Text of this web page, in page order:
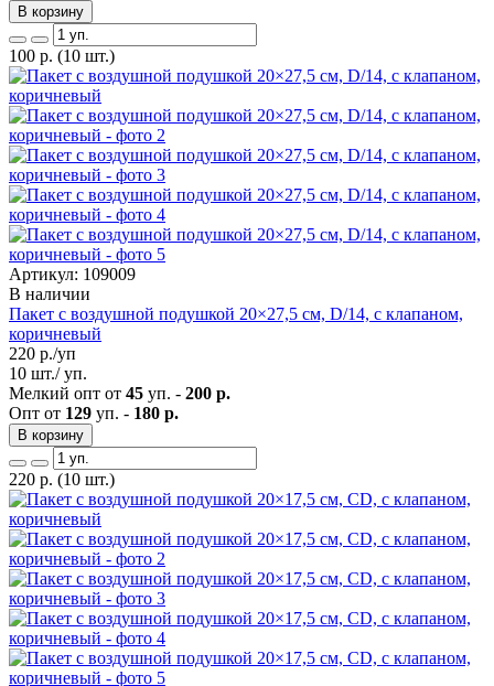
В корзину
100 р. (10 шт.)
Артикул: 109009
В наличии
Пакет с воздушной подушкой 20×27,5 см, D/14, с клапаном,
коричневый
220 р./уп
10 шт./ уп.
Мелкий опт от 45 уп. - 200 р.
Опт от 129 уп. - 180 р.
В корзину
220 р. (10 шт.)